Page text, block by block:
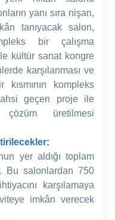
yanı sıra nişan,
tanıyacak salon,
bir çalışma
kültür sanat kongre
karşılanması ve
kompleks
geçen proje ile
üretilmesi
yer aldığı toplam
Bu salonlardan 750
karşılamaya
imkân verecek